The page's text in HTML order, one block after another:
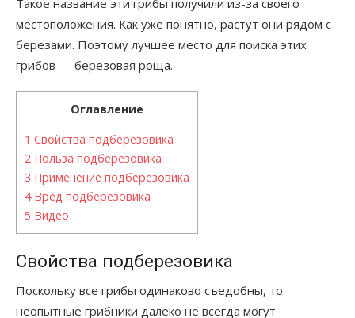
Такое название эти грибы получили из-за своего
местоположения. Как уже понятно, растут они рядом с
березами. Поэтому лучшее место для поиска этих
грибов — березовая роща.
Оглавление
1 Свойства подберезовика
2 Польза подберезовика
3 Применение подберезовика
4Вред подберезовика
5 Видео
Свойства подберезовика
Поскольку все грибы одинаково съедобны, то
неопытные грибники далеко не всегда могут